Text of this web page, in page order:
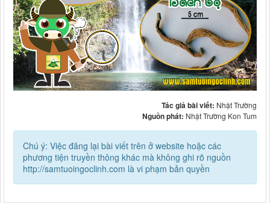
Tác giả bài viết: Nhật Trường
Nguồn phát: Nhật Trường Kon Tum
Chú ý: Việc đăng lại bài viết trên ở website hoặc các
phương tiện truyền thông khác mà không ghi rõ nguồn
http://samtuoingoclinh.com là vi phạm bản quyền